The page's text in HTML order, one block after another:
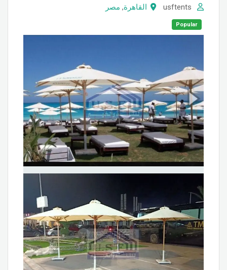
القاهرة, مصر
Popular